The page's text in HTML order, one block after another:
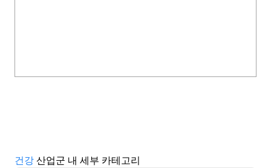
건강 산업군 내 세부 카테고리